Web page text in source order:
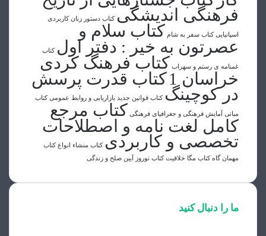
فرهنگی اندیشگی کتاب دستور زبان کاربردی
اسپانیایی کتاب سفر به شام کتاب سلام و
عصرتون به خیر : دفتر اول کتاب
غمنامه ی رستم و سهراب کتاب فرهنگ کردی
خراسان 1
کتاب قدرت پرسش
در کوچینگ کتاب قوانین جدید بازاریابی و روابط عمومی کتاب
مبانی آمایش فرهنگی و جغرافیای فرهنگی کتاب مرجع
کامل لغت نامه و اصطلاحات
تخصصی و کاربردی کتاب منشاء انواع کتاب
مهمان گاه کتاب مگا خلاقیت کتاب نوروز آیین صلح و زندگی
ما را دنبال کنید